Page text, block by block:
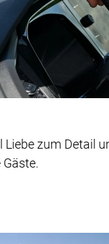
Liebe zum Detail
Gäste.